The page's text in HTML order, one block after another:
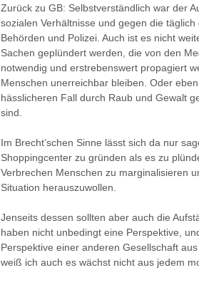
Zurück zu GB: Selbstverständlich war der
sozialen Verhältnisse und gegen die
Behörden und Polizei. Auch ist es nicht
Sachen geplündert werden, die von den
notwendig und erstrebenswert propagiert
Menschen unerreichbar bleiben. Oder
hässlicheren Fall durch Raub und Gewalt
sind.
Im Brecht’schen Sinne lässt sich da nur
Shoppingcenter zu gründen als es zu
Verbrechen Menschen zu marginalisieren
Situation herauszuwollen.
Jenseits dessen sollten aber auch die
haben nicht unbedingt eine Perspektive,
Perspektive einer anderen Gesellschaft
weiß ich auch es wächst nicht aus jedem